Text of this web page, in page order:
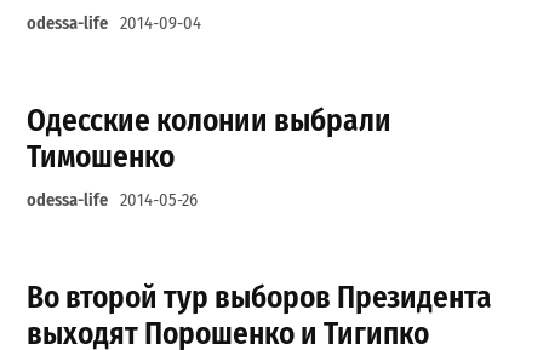
odessa-life 2014-09-04
Одесские колонии выбрали
Тимошенко
odessa-life 2014-05-26
Во второй тур выборов Президента
выходят Порошенко и Тигипко